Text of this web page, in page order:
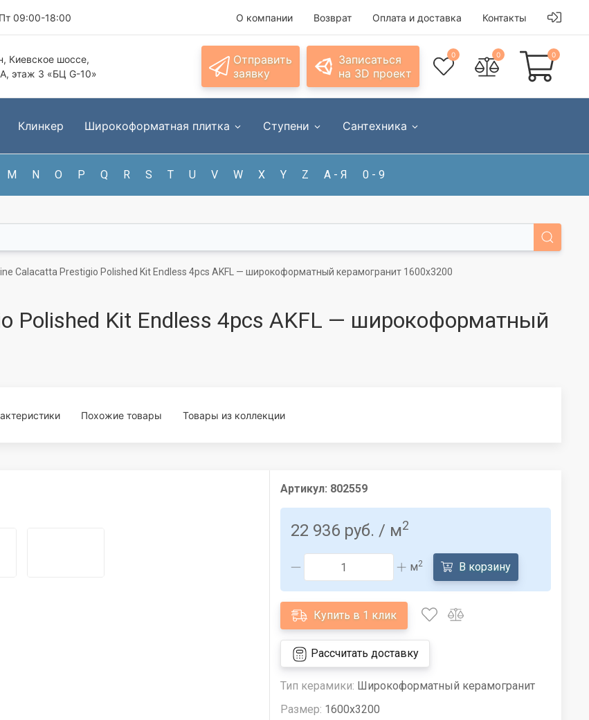
09:00-18:00 О компании Возврат Оплата и доставка Контакты
Киевское шоссе,
этаж 3 «БЦ G-10»
Отправить
заявку
Записаться
на 3D проект
0 0 0
Клинкер Широкоформатная плитка Ступени Сантехника
M N O P Q R S T U V W X Y Z А - Я 0 - 9
Calacatta Prestigio Polished Kit Endless 4pcs AKFL — широкоформатный керамогранит 1600x3200
Polished Kit Endless 4pcs AKFL — широкоформатный
Похожие товары Товары из коллекции
Артикул: 802559
22 936 руб. / м2
м2 В корзину
Купить в 1 клик
Рассчитать доставку
Тип керамики: Широкоформатный керамогранит
Размер: 1600x3200